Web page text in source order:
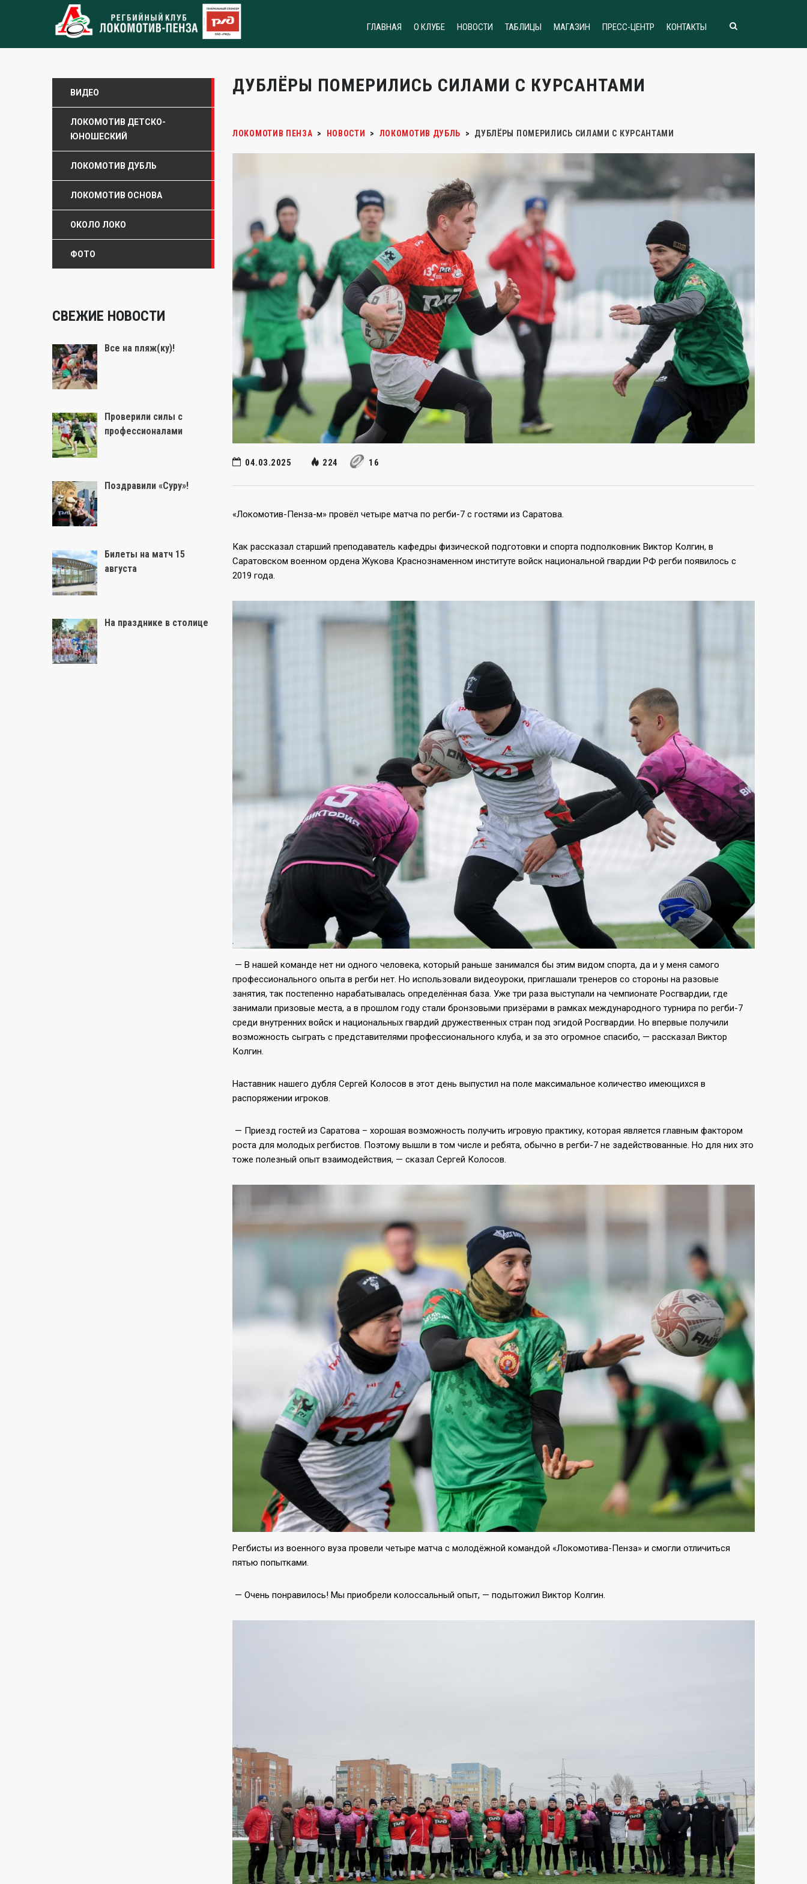
ГЛАВНАЯ О КЛУБЕ НОВОСТИ ТАБЛИЦЫ МАГАЗИН ПРЕСС-ЦЕНТР КОНТАКТЫ
ДУБЛЁРЫ ПОМЕРИЛИСЬ СИЛАМИ С КУРСАНТАМИ
ЛОКОМОТИВ ПЕНЗА > НОВОСТИ > ЛОКОМОТИВ ДУБЛЬ > ДУБЛЁРЫ ПОМЕРИЛИСЬ СИЛАМИ С КУРСАНТАМИ
04.03.2025 224 16
«Локомотив-Пенза-м» провёл четыре матча по регби-7 с гостями из Саратова.
Как рассказал старший преподаватель кафедры физической подготовки и спорта подполковник Виктор Колгин, в
Саратовском военном ордена Жукова Краснознаменном институте войск национальной гвардии РФ регби появилось с
2019 года.
— В нашей команде нет ни одного человека, который раньше занимался бы этим видом спорта, да и у меня самого
профессионального опыта в регби нет. Но использовали видеоуроки, приглашали тренеров со стороны на разовые
занятия, так постепенно нарабатывалась определённая база. Уже три раза выступали на чемпионате Росгвардии, где
занимали призовые места, а в прошлом году стали бронзовыми призёрами в рамках международного турнира по регби-7
среди внутренних войск и национальных гвардий дружественных стран под эгидой Росгвардии. Но впервые получили
возможность сыграть с представителями профессионального клуба, и за это огромное спасибо, — рассказал Виктор
Колгин.
Наставник нашего дубля Сергей Колосов в этот день выпустил на поле максимальное количество имеющихся в
распоряжении игроков.
— Приезд гостей из Саратова – хорошая возможность получить игровую практику, которая является главным фактором
роста для молодых регбистов. Поэтому вышли в том числе и ребята, обычно в регби-7 не задействованные. Но для них это
тоже полезный опыт взаимодействия, — сказал Сергей Колосов.
Регбисты из военного вуза провели четыре матча с молодёжной командой «Локомотива-Пенза» и смогли отличиться
пятью попытками.
— Очень понравилось! Мы приобрели колоссальный опыт, — подытожил Виктор Колгин.
ВИДЕО
ЛОКОМОТИВ ДЕТСКО-
ЮНОШЕСКИЙ
ЛОКОМОТИВ ДУБЛЬ
ЛОКОМОТИВ ОСНОВА
ОКОЛО ЛОКО
ФОТО
СВЕЖИЕ НОВОСТИ
Все на пляж(ку)!
Проверили силы с
профессионалами
Поздравили «Суру»!
Билеты на матч 15
августа
На празднике в столице